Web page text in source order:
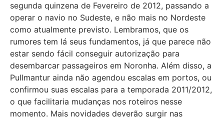
segunda quinzena de Fevereiro de 2012, passando a
operar o navio no Sudeste, e não mais no Nordeste
como atualmente previsto. Lembramos, que os
rumores tem lá seus fundamentos, já que parece não
estar sendo fácil conseguir autorização para
desembarcar passageiros em Noronha. Além disso, a
Pullmantur ainda não agendou escalas em portos, ou
confirmou suas escalas para a temporada 2011/2012,
o que facilitaria mudanças nos roteiros nesse
momento. Mais novidades deverão surgir nas